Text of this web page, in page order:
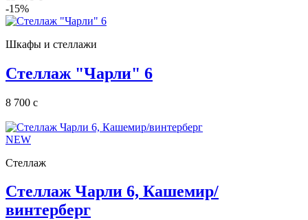
-15%
Шкафы и стеллажи
Стеллаж "Чарли" 6
8 700 c
NEW
Стеллаж
Стеллаж Чарли 6, Кашемир/
винтерберг